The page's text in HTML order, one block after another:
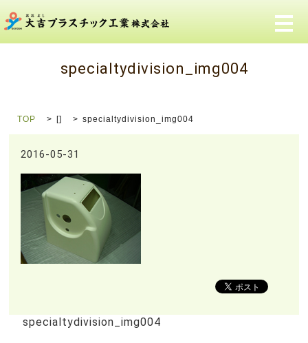
メ
specialtydivision_img004
TOP [] specialtydivision_img004
2016-05-31
specialtydivision_img004